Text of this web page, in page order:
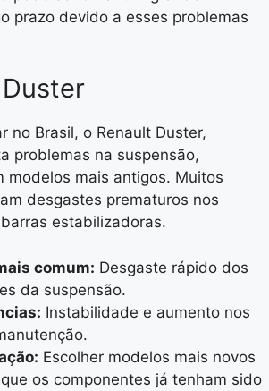
prazo devido a esses problemas
no Brasil, o Renault Duster,
problemas na suspensão,
modelos mais antigos. Muitos
desgastes prematuros nos
estabilizadoras.
comum: Desgaste rápido dos
da suspensão.
Instabilidade e aumento nos
Escolher modelos mais novos
os componentes já tenham sido